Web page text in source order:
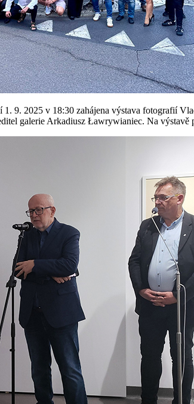
9. 2025 v 18:30 zahájena výstava fotografií
galerie Arkadiusz Ławrywianiec. Na